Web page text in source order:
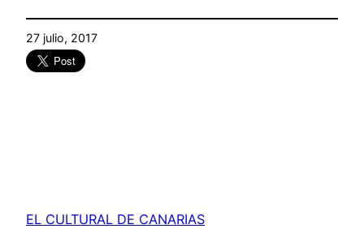
27 julio, 2017
EL CULTURAL DE CANARIAS